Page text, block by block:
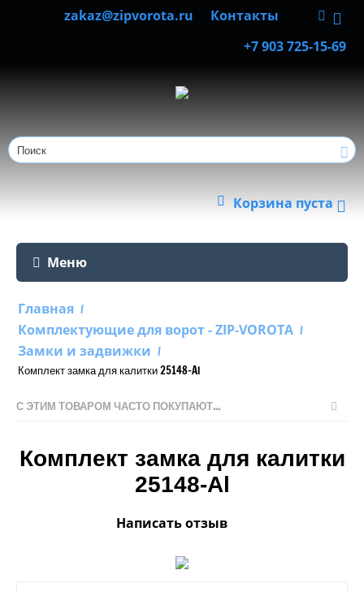
Контакты
zakaz@zipvorota.ru
+7 903 725-15-69
Корзина пуста
Меню
Главная /
Комплектующие для ворот - ZIP-VOROTA /
Замки и задвижки /
Комплект замка для калитки 25148-Al
С ЭТИМ ТОВАРОМ ЧАСТО ПОКУПАЮТ...
Комплект замка для калитки
25148-Al
Написать отзыв